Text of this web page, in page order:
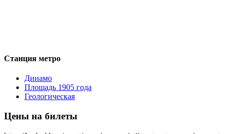
Станция метро
Динамо
Площадь 1905 года
Геологическая
Цены на билеты